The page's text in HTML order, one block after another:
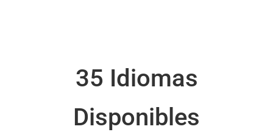
35 Idiomas
Disponibles